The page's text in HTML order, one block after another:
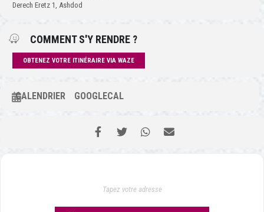
Derech Eretz 1, Ashdod
COMMENT S'Y RENDRE ?
OBTENEZ VOTRE ITINÉRAIRE VIA WAZE
CALENDRIER GOOGLECAL